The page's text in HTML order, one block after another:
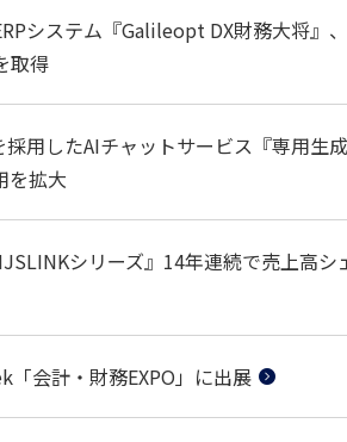
システム『Galileopt DX財務大将』
取得
用したAIチャットサービス『専用生
を拡大
シリーズ』14年連続で売上高
会計・財務EXPO」に出展